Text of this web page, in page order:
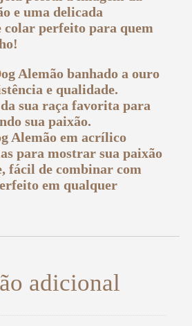
e uma delicada
colar perfeito para quem
Alemão banhado a ouro
e qualidade.
sua raça favorita para
sua paixão.
Alemão em acrílico
para mostrar sua paixão
fácil de combinar com
em qualquer
adicional